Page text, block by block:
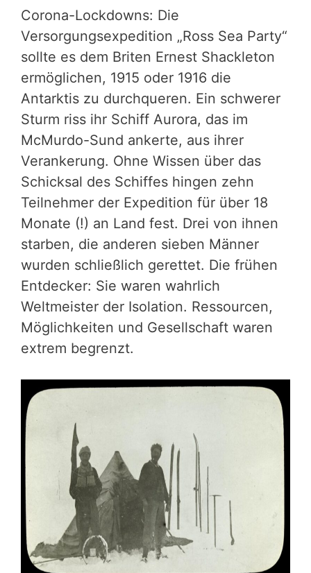
Corona-Lockdowns: Die
Versorgungsexpedition „Ross Sea Party“
sollte es dem Briten Ernest Shackleton
ermöglichen, 1915 oder 1916 die
Antarktis zu durchqueren. Ein schwerer
Sturm riss ihr Schiff Aurora, das im
McMurdo-Sund ankerte, aus ihrer
Verankerung. Ohne Wissen über das
Schicksal des Schiffes hingen zehn
Teilnehmer der Expedition für über 18
Monate (!) an Land fest. Drei von ihnen
starben, die anderen sieben Männer
wurden schließlich gerettet. Die frühen
Entdecker: Sie waren wahrlich
Weltmeister der Isolation. Ressourcen,
Möglichkeiten und Gesellschaft waren
extrem begrenzt.